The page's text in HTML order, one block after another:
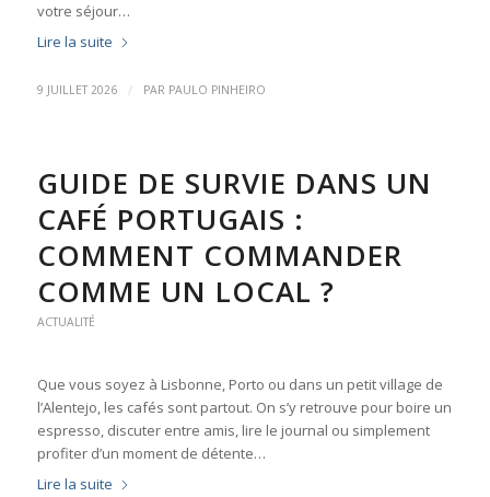
votre séjour…
Lire la suite
9 JUILLET 2026 / PAR PAULO PINHEIRO
GUIDE DE SURVIE DANS UN
CAFÉ PORTUGAIS :
COMMENT COMMANDER
COMME UN LOCAL ?
ACTUALITÉ
Que vous soyez à Lisbonne, Porto ou dans un petit village de
l’Alentejo, les cafés sont partout. On s’y retrouve pour boire un
espresso, discuter entre amis, lire le journal ou simplement
profiter d’un moment de détente…
Lire la suite